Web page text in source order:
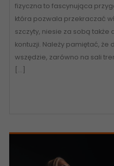
fizyczna to fascynująca
która pozwala przekraczać
szczyty, niesie za sobą także
kontuzji. Należy pamiętać,
wszędzie, zarówno na sali
[…]